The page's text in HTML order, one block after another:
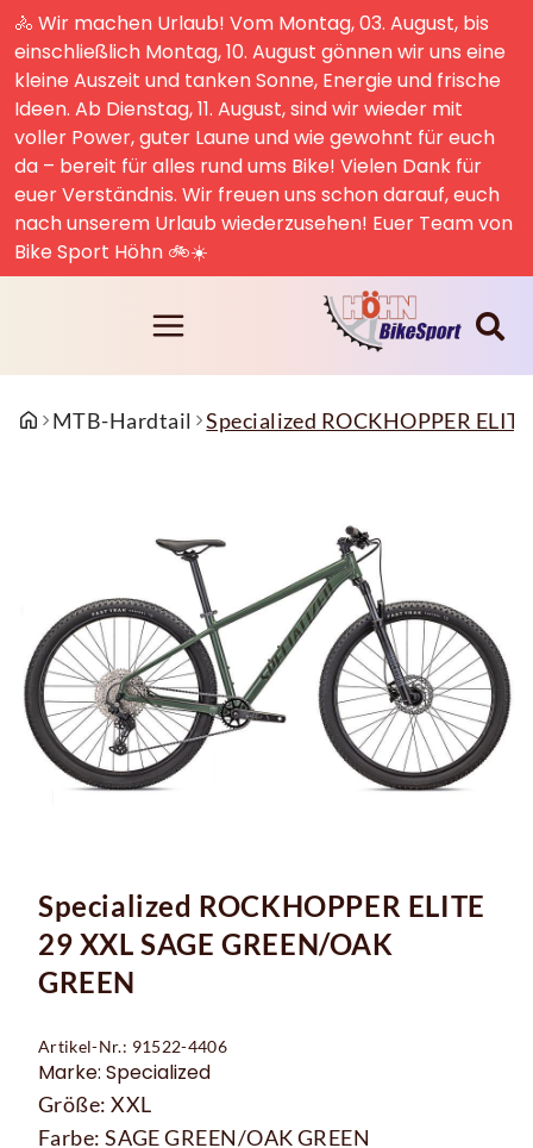
🚴 Wir machen Urlaub! Vom Montag, 03. August, bis
einschließlich Montag, 10. August gönnen wir uns eine
kleine Auszeit und tanken Sonne, Energie und frische
Ideen. Ab Dienstag, 11. August, sind wir wieder mit
voller Power, guter Laune und wie gewohnt für euch
da – bereit für alles rund ums Bike! Vielen Dank für
euer Verständnis. Wir freuen uns schon darauf, euch
nach unserem Urlaub wiederzusehen! Euer Team von
Bike Sport Höhn 🚲☀️
MTB-Hardtail Specialized ROCKHOPPER
Specialized ROCKHOPPER ELITE
29 XXL SAGE GREEN/OAK
GREEN
Artikel-Nr.: 91522-4406
Marke: Specialized
Größe: XXL
Farbe: SAGE GREEN/OAK GREEN